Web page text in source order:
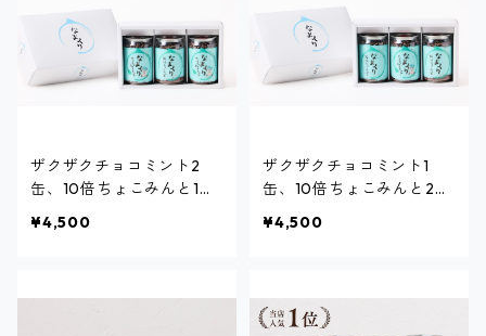
ザクザクチョコミント2
缶、10倍ちょこみんと1缶
日：9月20日までにお届
¥4,500
ザクザクチョコミント1
缶、10倍ちょこみんと2缶
日：9月20日までにお届
¥4,500